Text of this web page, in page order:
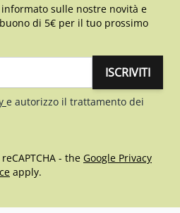
sulle nostre novità e
di 5€ per il tuo prossimo
ISCRIVITI
e autorizzo il trattamento dei
- the Google Privacy
apply.